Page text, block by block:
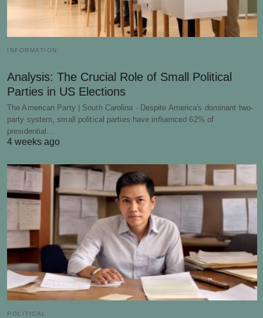
INFORMATION
Analysis: The Crucial Role of Small Political
Parties in US Elections
The American Party | South Carolina - Despite America's dominant two-
party system, small political parties have influenced 62% of
presidential…
4 weeks ago
POLITICAL